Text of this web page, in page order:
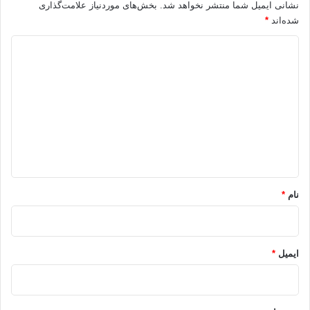
نشانی ایمیل شما منتشر نخواهد شد. بخش‌های موردنیاز علامت‌گذاری
شده‌اند *
نام *
ایمیل *